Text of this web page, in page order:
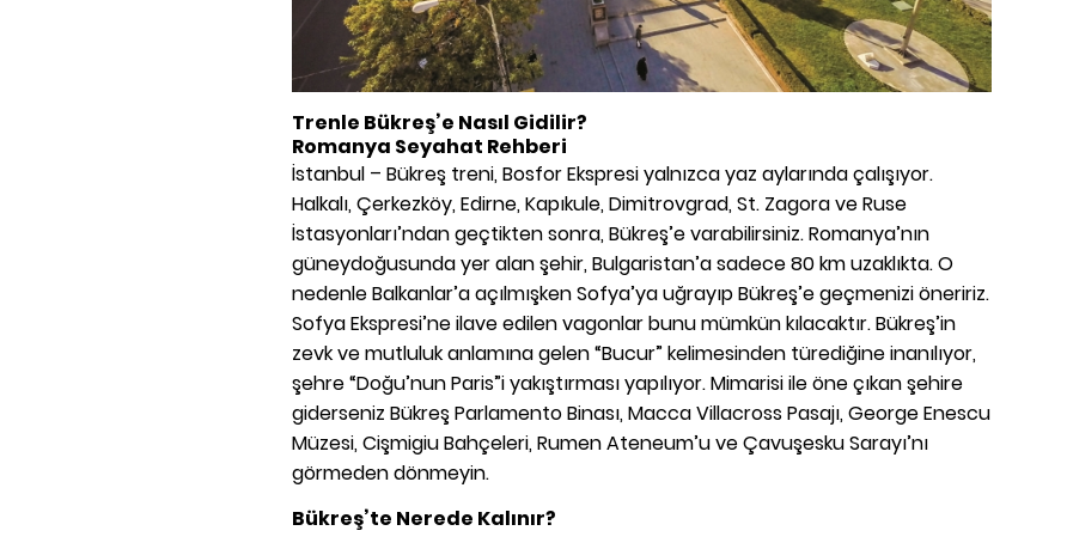
Trenle Bükreş’e Nasıl Gidilir?
Romanya Seyahat Rehberi
İstanbul – Bükreş treni, Bosfor Ekspresi yalnızca yaz aylarında çalışıyor.
Halkalı, Çerkezköy, Edirne, Kapıkule, Dimitrovgrad, St. Zagora ve Ruse
İstasyonları’ndan geçtikten sonra, Bükreş’e varabilirsiniz. Romanya’nın
güneydoğusunda yer alan şehir, Bulgaristan’a sadece 80 km uzaklıkta. O
nedenle Balkanlar’a açılmışken Sofya’ya uğrayıp Bükreş’e geçmenizi öneririz.
Sofya Ekspresi’ne ilave edilen vagonlar bunu mümkün kılacaktır. Bükreş’in
zevk ve mutluluk anlamına gelen “Bucur” kelimesinden türediğine inanılıyor,
şehre “Doğu’nun Paris”i yakıştırması yapılıyor. Mimarisi ile öne çıkan şehire
giderseniz Bükreş Parlamento Binası, Macca Villacross Pasajı, George Enescu
Müzesi, Cişmigiu Bahçeleri, Rumen Ateneum’u ve Çavuşesku Sarayı’nı
görmeden dönmeyin.
Bükreş’te Nerede Kalınır?